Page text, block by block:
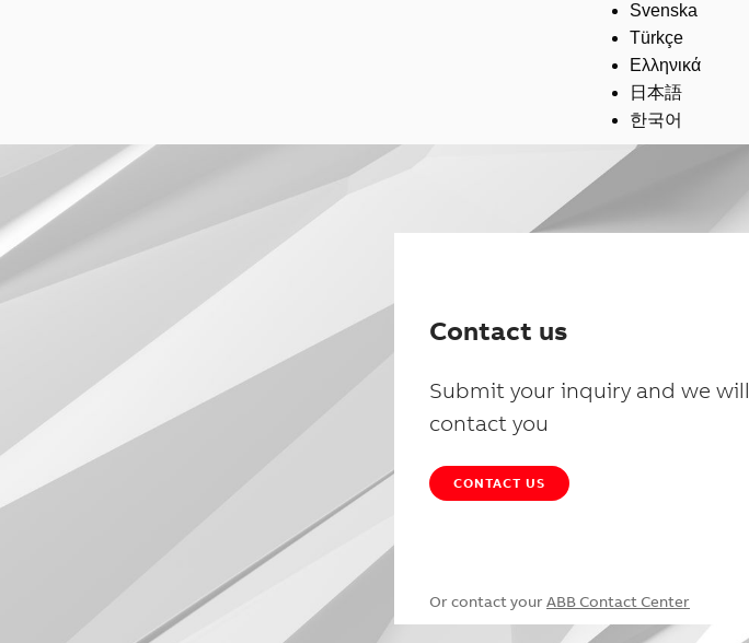
Svenska
Türkçe
Ελληνικά
日本語
한국어
Contact us
Submit your inquiry and we will
contact you
CONTACT US
Or contact your ABB Contact Center